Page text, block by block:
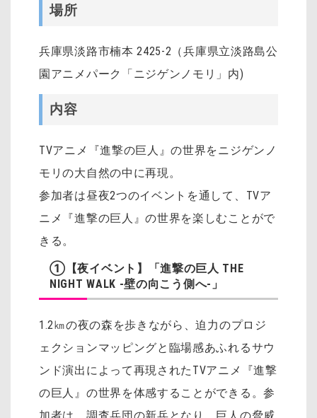
場所
兵庫県淡路市楠本 2425-2（兵庫県立淡路島公
園アニメパーク「ニジゲンノモリ」内)
内容
TVアニメ『進撃の巨人』の世界をニジゲンノ
モリの大自然の中に再現。
参加者は昼夜2つのイベントを通して、TVア
ニメ『進撃の巨人』の世界を楽しむことがで
きる。
①【夜イベント】「進撃の巨人 THE
NIGHT WALK -壁の向こう側へ-」
1.2㎞の夜の森を歩きながら、迫力のプロジ
ェクションマッピングと臨場感あふれるサウ
ンド演出によって再現されたTVアニメ『進撃
の巨人』の世界を体感することができる。参
加者は、調査兵団の新兵となり、巨人の脅威